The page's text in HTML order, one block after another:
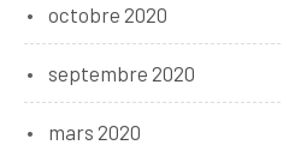
octobre 2020
septembre 2020
mars 2020